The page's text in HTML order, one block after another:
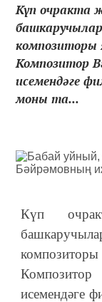
Күп очракта
композиторы
Композитор
исемендәге
моны та...
Күп
исемендәге